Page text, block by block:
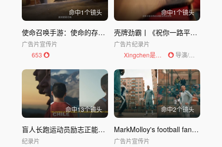
命中1个镜头
使命召唤手游：使命的存在不止游戏，还有生活
广告片宣传片
653
命中1个镜头
壳牌劲霸丨《祝你一路平安》Dircut
广告片纪录片
Xingchen是导演
导演/编剧
命中13个镜头
盲人长跑运动员励志正能量纪录片CRISTIAN
纪录片
命中2个镜头
MarkMolloy's football fantasy for adidas
广告片宣传片